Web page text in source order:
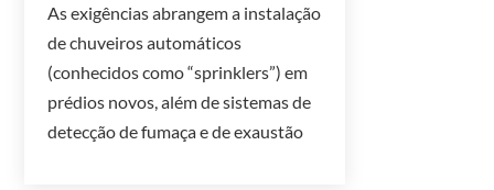
As exigências abrangem a instalação
de chuveiros automáticos
(conhecidos como “sprinklers”) em
prédios novos, além de sistemas de
detecção de fumaça e de exaustão